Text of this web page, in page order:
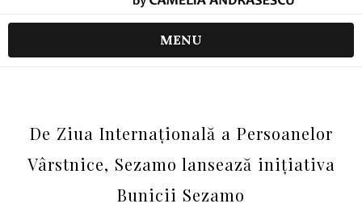
MENU
De Ziua Internațională a Persoanelor
Vârstnice, Sezamo lansează inițiativa
Bunicii Sezamo